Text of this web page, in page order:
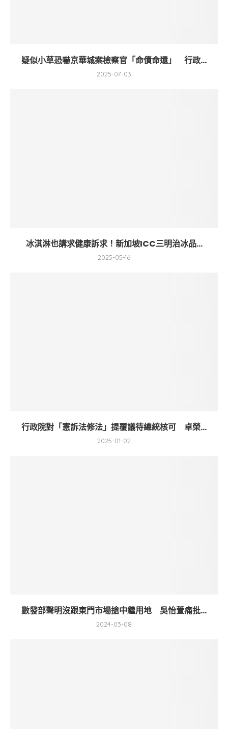
疑似小草恐嚇京華城案檢察官「命債命還」 行政...
2025-07-03
冰淇淋也講求健康訴求！新加坡ICC三明治冰品...
2025-05-16
行政院對「憲訴法修法」提覆議待總統核可 卓榮...
2025-01-02
數發部聲明沒跟東門市場搶中繼用地 吳怡萱痛批...
2024-03-08